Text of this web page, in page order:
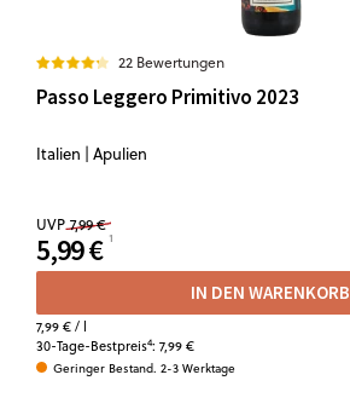
22 Bewertungen
Passo Leggero Primitivo 2023
Italien | Apulien
UVP 7,99 €
5,99 €
IN DEN WARENKORB
7,99 €/ l
30-Tage-Bestpreis4: 7,99 €
Geringer Bestand. 2-3 Werktage